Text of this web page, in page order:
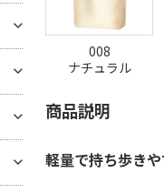
008
ナチュラル
商品説明
軽量で持ち歩き